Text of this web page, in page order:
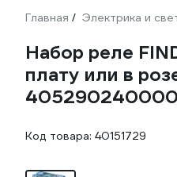
Главная / Электрика и
Набор реле
плату или в
Код товара: 40151729